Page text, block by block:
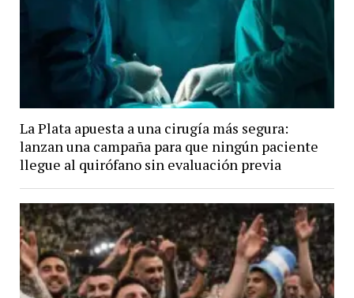
La Plata apuesta a una cirugía más segura:
lanzan una campaña para que ningún paciente
llegue al quirófano sin evaluación previa